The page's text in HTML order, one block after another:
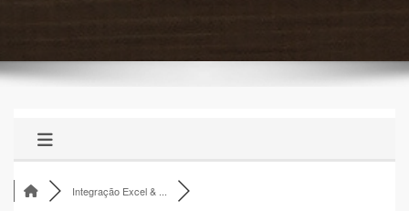
Integração Excel & ...